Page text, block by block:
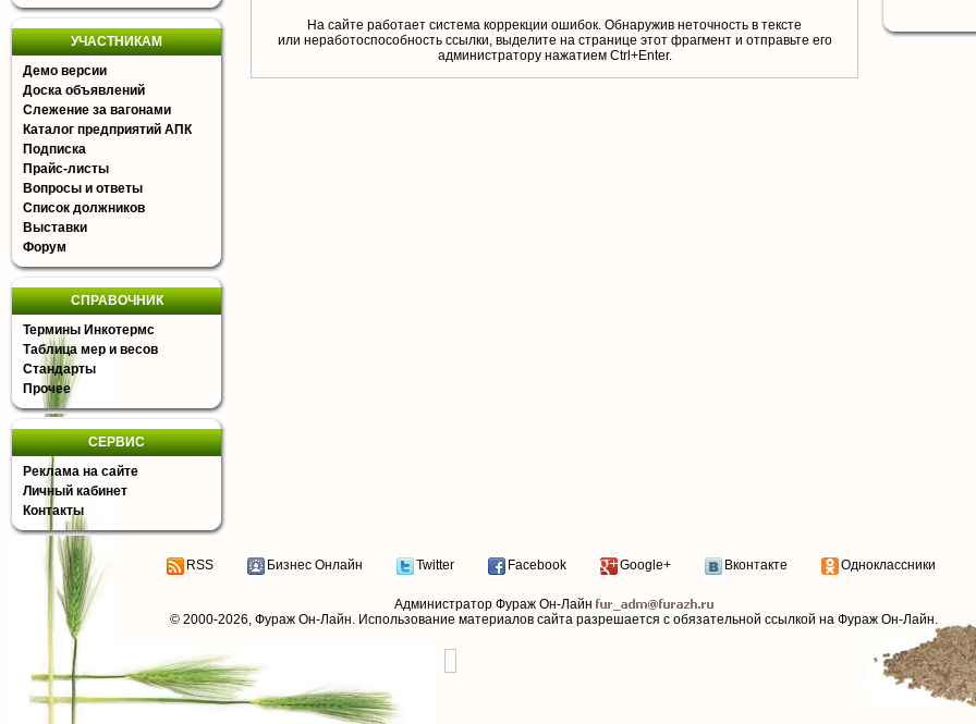
УЧАСТНИКАМ
Демо версии
Доска объявлений
Слежение за вагонами
Каталог предприятий АПК
Подписка
Прайс-листы
Вопросы и ответы
Список должников
Выставки
Форум
СПРАВОЧНИК
Термины Инкотермс
Таблица мер и весов
Стандарты
Прочее
СЕРВИС
Реклама на сайте
Личный кабинет
Контакты
На сайте работает система коррекции ошибок. Обнаружив неточность в тексте
или неработоспособность ссылки, выделите на странице этот фрагмент и отправьте его
aдминистратору нажатием Ctrl+Enter.
RSS Бизнес Онлайн Twitter Facebook Google+ Вконтакте Одноклассники
Администратор Фураж Он-Лайн
© 2000-2026, Фураж Он-Лайн. Использование материалов сайта разрешается с обязательной ссылкой на Фураж Он-Лайн.